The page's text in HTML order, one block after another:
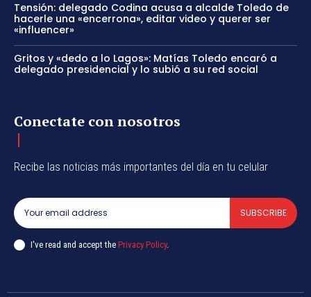
Tensión: delegado Codina acusa a alcalde Toledo de
hacerle una «encerrona», editar video y querer ser
«influencer»
Gritos y «dedo a lo Lagos»: Matías Toledo encaró a
delegado presidencial y lo subió a su red social
Conectate con nosotros
Recibe las noticias más importantes del día en tu celular
SUBSCRIBE
I've read and accept the Privacy Policy.